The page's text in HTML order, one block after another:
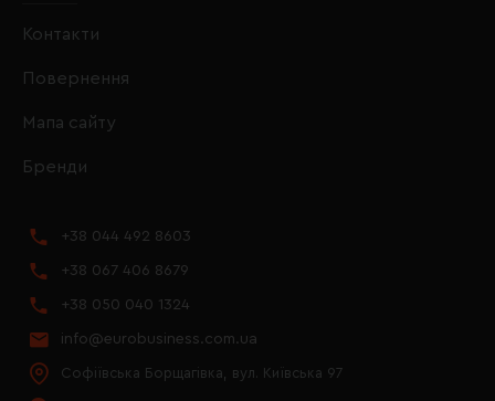
Контакти
Повернення
Мапа сайту
Бренди
+38 044 492 8603
+38 067 406 8679
+38 050 040 1324
info@eurobusiness.com.ua
Софіївська Борщагівка, вул. Київська 97